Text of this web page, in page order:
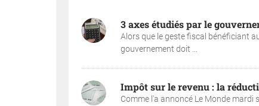
3 axes étudiés par le
Alors que le geste fiscal bénéficiant
gouvernement doit ...
Impôt sur le revenu : la
Comme l'a annoncé Le Monde mardi